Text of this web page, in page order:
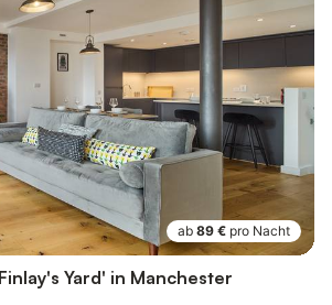
ab 89 € pro Nacht
Yard' in Manchester